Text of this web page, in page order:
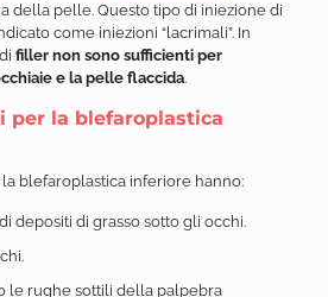
della pelle. Questo tipo di iniezione di
come iniezioni “lacrimali”. In
filler non sono sufficienti per
e la pelle flaccida.
per la blefaroplastica
blefaroplastica inferiore hanno:
depositi di grasso sotto gli occhi.
le rughe sottili della palpebra